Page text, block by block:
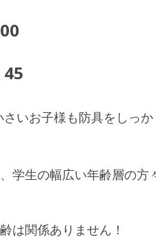
いお子様も防具をしっ
学生の幅広い年齢層の
は関係ありません！